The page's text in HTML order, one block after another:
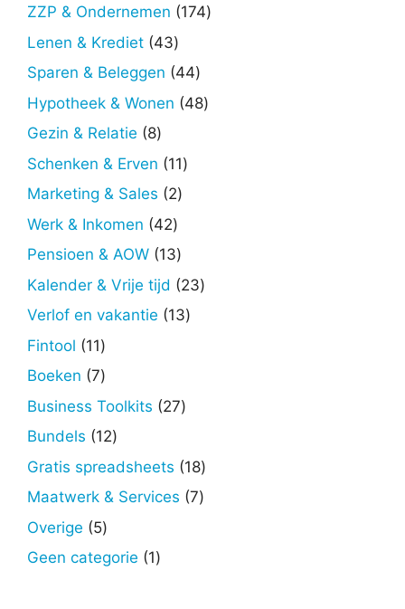
ZZP & Ondernemen 174174
Lenen & Krediet 4343
producten
Sparen & Beleggen 4444
producten
Hypotheek & Wonen 4848
Gezin & Relatie 88
producten
Schenken & Erven 1111
Marketing & Sales 22
Werk & Inkomen 4242
producten
Pensioen & AOW 1313
producten
Kalender & Vrije tijd 2323
Verlof en vakantie 1313
Fintool 1111
producten
Boeken 77
producten
Business Toolkits 2727
Bundels 1212
producten
Gratis spreadsheets 1818
producten
Maatwerk & Services 77
Overige 55
producten
Geen categorie 11